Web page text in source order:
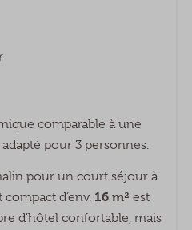
comparable à une
pour 3 personnes.
pour un court séjour à
d’env. 16 m² est
d’hôtel confortable, mais